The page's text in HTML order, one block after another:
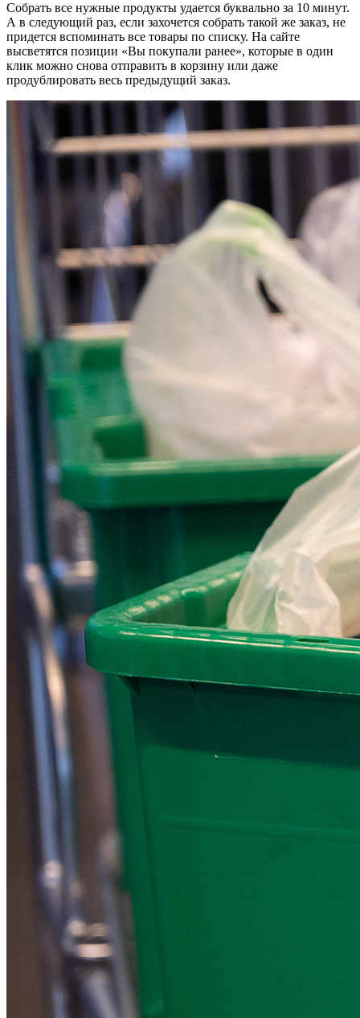
Собрать все нужные продукты удается буквально за 10 минут.
А в следующий раз, если захочется собрать такой же заказ, не
придется вспоминать все товары по списку. На сайте
высветятся позиции «Вы покупали ранее», которые в один
клик можно снова отправить в корзину или даже
продублировать весь предыдущий заказ.